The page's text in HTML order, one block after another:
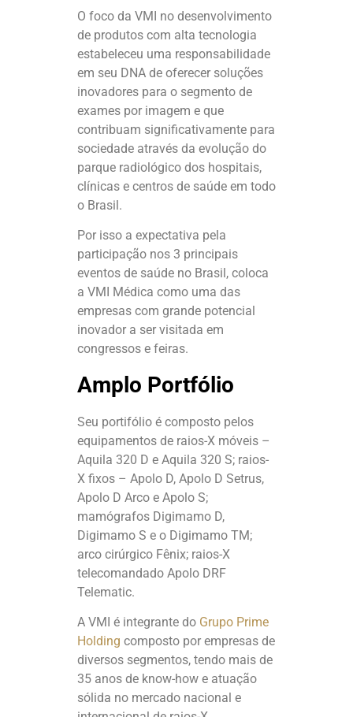
O foco da VMI no desenvolvimento
de produtos com alta tecnologia
estabeleceu uma responsabilidade
em seu DNA de oferecer soluções
inovadores para o segmento de
exames por imagem e que
contribuam significativamente para
sociedade através da evolução do
parque radiológico dos hospitais,
clínicas e centros de saúde em todo
o Brasil.
Por isso a expectativa pela
participação nos 3 principais
eventos de saúde no Brasil, coloca
a VMI Médica como uma das
empresas com grande potencial
inovador a ser visitada em
congressos e feiras.
Amplo Portfólio
Seu portifólio é composto pelos
equipamentos de raios-X móveis –
Aquila 320 D e Aquila 320 S; raios-
X fixos – Apolo D, Apolo D Setrus,
Apolo D Arco e Apolo S;
mamógrafos Digimamo D,
Digimamo S e o Digimamo TM;
arco cirúrgico Fênix; raios-X
telecomandado Apolo DRF
Telematic.
A VMI é integrante do Grupo Prime
Holding composto por empresas de
diversos segmentos, tendo mais de
35 anos de know-how e atuação
sólida no mercado nacional e